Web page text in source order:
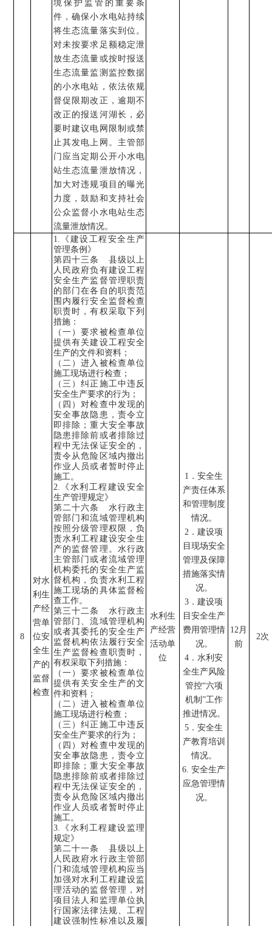
境保护监管的重要条
件，确保小水电站持续
将生态流量落实到位。
对未按要求足额稳定泄
放生态流量或按时报送
生态流量监测监控数据
的小水电站，依法依规
督促限期改正，逾期不
改正的报送河湖长，必
要时建议电网限制或禁
止其发电上网。主管部
门应当定期公开小水电
站生态流量泄放情况，
加大对违规项目的曝光
力度，鼓励和支持社会
公众监督小水电站生态
流量泄放情况。
8
对水
利生
产经
营单
位安
全生
产的
监督
检查
1. 《 建设工程安全生产
管理条例》
第四十三条 县级以上
人民政府负有建设工程
安全生产监督管理职责
的部门在各自的职责范
围内履行安全监督检查
职责时，有权采取下列
措施：
（一）要求被检查单位
提供有关建设工程安全
生产的文件和资料；
（二）进入被检查单位
施工现场进行检查；
（三）纠正施工中违反
安全生产要求的行为；
（四）对检查中发现的
安全事故隐患，责令立
即排除；重大安全事故
隐患排除前或者排除过
程中无法保证安全的，
责令从危险区域内撤出
作业人员或者暂时停止
施工。
2. 《水利工程建设安全
生产管理规定》
第二十六条 水行政主
管部门和流域管理机构
按照分级管理权限，负
责水利工程建设安全生
产的监督管理。水行政
主管部门或者流域管理
机构委托的安全生产监
督机构，负责水利工程
施工现场的具体监督检
查工作。
第三十二条 水行政主
管部门、流域管理机构
或者其委托的安全生产
监督机构依法履行安全
生产监督检查职责时，
有权采取下列措施：
（一）要求被检查单位
提供有关安全生产的文
件和资料；
（二）进入被检查单位
施工现场进行检查；
（三）纠正施工中违反
安全生产要求的行为；
（四）对检查中发现的
安全事故隐患，责令立
即排除；重大安全事故
隐患排除前或者排除过
程中无法保证安全的，
责令从危险区域内撤出
作业人员或者暂时停止
施工。
3. 《水利工程建设监理
规定》
第二十一条 县级以上
人民政府水行政主管部
门和流域管理机构应当
加强对水利工程建设监
理活动的监督管理，对
项目法人和监理单位执
行国家法律法规、工程
建设强制性标准以及履
水利生
产经营
活动单
位
1 ． 安全生
产责任体系
和管理制度
情况。
2 ．建设项
目现场安全
管理及保障
措施落实情
况。
3 ．建设项
目安全生产
费用管理情
况。
4 ．水利安
全生产风险
管控“六项
机制 ”工作
推进情况。
5 ．安全生
产教育培训
情况。
6. 安全生产
应急管理情
况。
12月
前
2次